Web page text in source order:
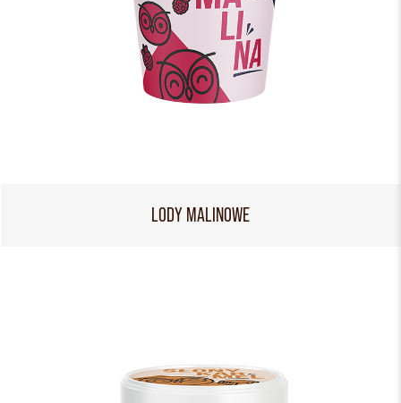
LODY MALINOWE